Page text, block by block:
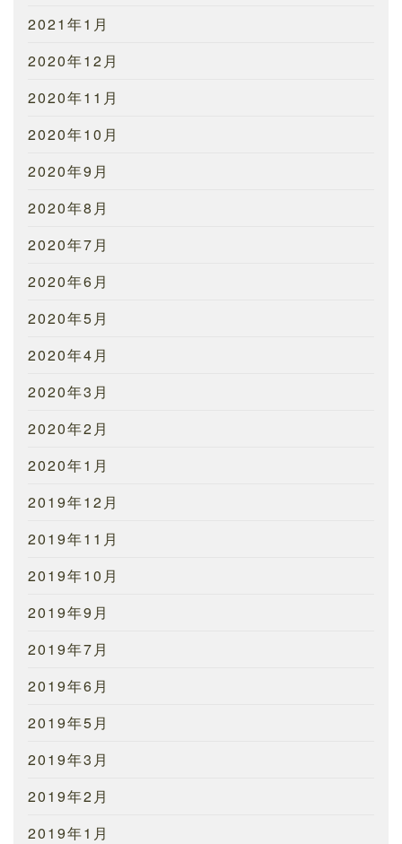
2021年1月
2020年12月
2020年11月
2020年10月
2020年9月
2020年8月
2020年7月
2020年6月
2020年5月
2020年4月
2020年3月
2020年2月
2020年1月
2019年12月
2019年11月
2019年10月
2019年9月
2019年7月
2019年6月
2019年5月
2019年3月
2019年2月
2019年1月